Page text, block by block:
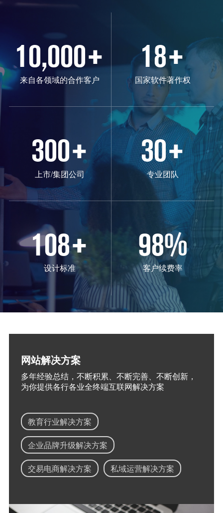
10,000+
来自各领域的合作客户
18+
国家软件著作权
300+
上市/集团公司
30+
专业团队
108+
设计标准
98%
客户续费率
网站解决方案
多年经验总结，不断积累、不断完善、不断创新，
为你提供各行各业全终端互联网解决方案
教育行业解决方案
企业品牌升级解决方案
交易电商解决方案 私域运营解决方案